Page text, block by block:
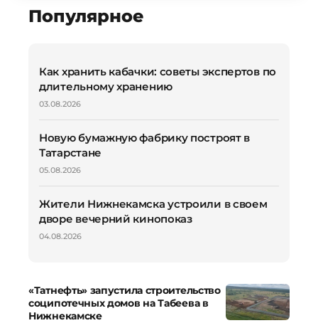
Популярное
Как хранить кабачки: советы экспертов по
длительному хранению
03.08.2026
Новую бумажную фабрику построят в
Татарстане
05.08.2026
Жители Нижнекамска устроили в своем
дворе вечерний кинопоказ
04.08.2026
«Татнефть» запустила строительство
соципотечных домов на Табеева в
Нижнекамске